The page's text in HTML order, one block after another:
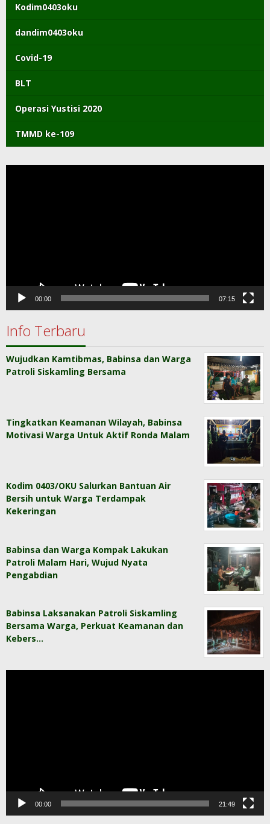
Kodim0403oku
dandim0403oku
Covid-19
BLT
Operasi Yustisi 2020
TMMD ke-109
00:00 07:15
Info Terbaru
Wujudkan Kamtibmas, Babinsa dan Warga
Patroli Siskamling Bersama
Tingkatkan Keamanan Wilayah, Babinsa
Motivasi Warga Untuk Aktif Ronda Malam
Kodim 0403/OKU Salurkan Bantuan Air
Bersih untuk Warga Terdampak
Kekeringan
Babinsa dan Warga Kompak Lakukan
Patroli Malam Hari, Wujud Nyata
Pengabdian
Babinsa Laksanakan Patroli Siskamling
Bersama Warga, Perkuat Keamanan dan
Kebers…
00:00 21:49